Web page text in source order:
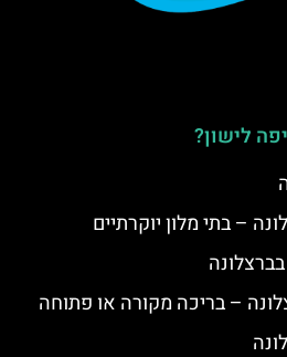
לישון?
– בריכה מקורה או פתוחה